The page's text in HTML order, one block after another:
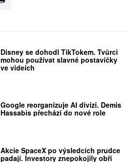
Disney se dohodl TikTokem. Tvůrci
mohou používat slavné postavičky
ve videích
Google reorganizuje AI divizi. Demis
Hassabis přechází do nové role
Akcie SpaceX po výsledcích prudce
padají. Investory znepokojily obří